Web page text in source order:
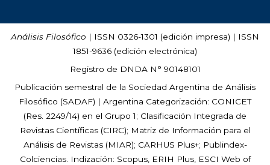
Análisis Filosófico | ISSN 0326-1301 (edición impresa) | ISSN
1851-9636 (edición electrónica)
Registro de DNDA N° 90148101
Publicación semestral de la Sociedad Argentina de Análisis
Filosófico (SADAF) | Argentina Categorización: CONICET
(Res. 2249/14) en el Grupo 1; Clasificación Integrada de
Revistas Científicas (CIRC); Matriz de Información para el
Análisis de Revistas (MIAR); CARHUS Plus+; Publindex-
Colciencias. Indización: Scopus, ERIH Plus, ESCI Web of